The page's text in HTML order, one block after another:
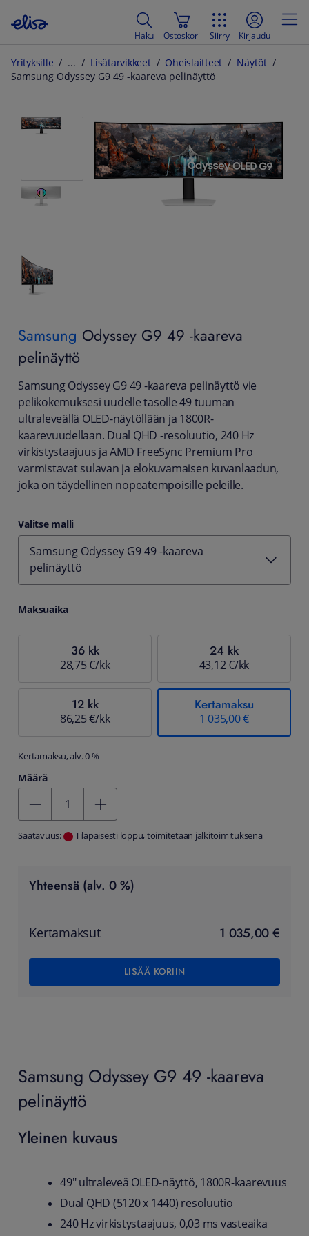
Haku Ostoskori Siirry Kirjaudu
Yrityksille Lisätarvikkeet Oheislaitteet
Näytöt
Samsung Odyssey G9 49 -kaareva pelinäyttö
Samsung Odyssey G9 49 -kaareva
pelinäyttö
Samsung Odyssey G9 49 -kaareva pelinäyttö vie
pelikokemuksesi uudelle tasolle 49 tuuman
ultraleveällä OLED-näytöllään ja 1800R-
kaarevuudellaan. Dual QHD -resoluutio, 240 Hz
virkistystaajuus ja AMD FreeSync Premium Pro
varmistavat sulavan ja elokuvamaisen kuvanlaadun,
joka on täydellinen nopeatempoisille peleille.
Valitse malli
Samsung Odyssey G9 49 -kaareva
pelinäyttö
Maksuaika
36 kk
28,75 €/kk
24 kk
43,12 €/kk
12 kk
86,25 €/kk
Kertamaksu
1 035,00 €
Kertamaksu, alv. 0 %
Määrä
Saatavuus: Tilapäisesti loppu, toimitetaan jälkitoimituksena
Yhteensä (alv. 0 %)
Kertamaksut 1 035,00 €
LISÄÄ KORIIN
Samsung Odyssey G9 49 -kaareva
pelinäyttö
Yleinen kuvaus
49" ultraleveä OLED-näyttö, 1800R-kaarevuus
Dual QHD (5120 x 1440) resoluutio
240 Hz virkistystaajuus, 0,03 ms vasteaika